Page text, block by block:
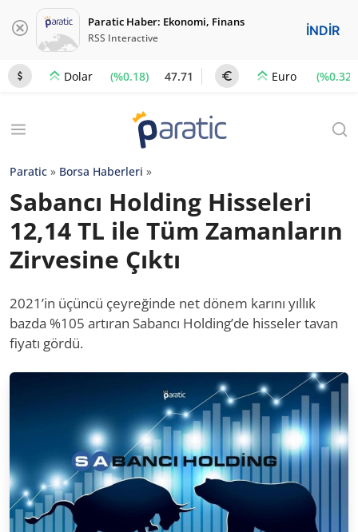
Paratic Haber: Ekonomi, Finans
RSS Interactive İNDİR
Dolar (%0.18) 47.71 Euro (%0.32)
Paratic » Borsa Haberleri »
Sabancı Holding Hisseleri
12,14 TL ile Tüm Zamanların
Zirvesine Çıktı
2021’in üçüncü çeyreğinde net dönem karını yıllık
bazda %105 artıran Sabancı Holding’de hisseler tavan
fiyatı gördü.